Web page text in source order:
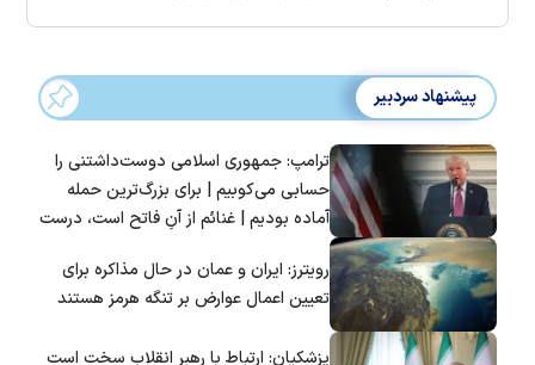
پیشنهاد سردبیر
ترامپ: جمهوری اسلامی دوست‌داشتنی را
حسابی می‌کوبیم | برای بزرگ‌ترین حمله
آماده بودیم | غنائم از آنِ فاتح است، درست
رویترز: ایران و عمان در حال مذاکره برای
تعیین اعمال عوارض بر تنگه هرمز هستند
پزشکیان: ارتباط با رهبر انقلاب سخت است